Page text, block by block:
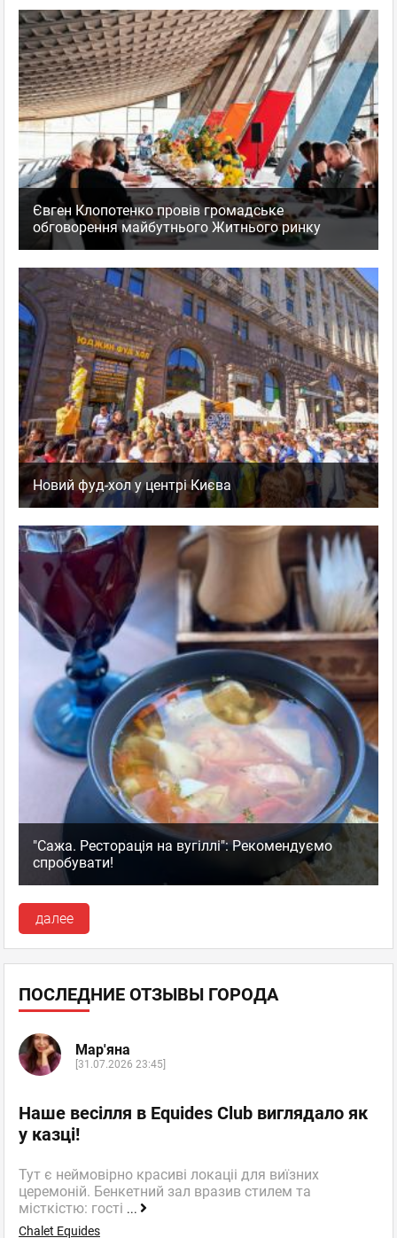
Євген Клопотенко провів громадське
обговорення майбутнього Житнього ринку
Новий фуд-хол у центрі Києва
"Сажа. Ресторація на вугіллі": Рекомендуємо
спробувати!
далее
ПОСЛЕДНИЕ ОТЗЫВЫ ГОРОДА
Мар'яна
[31.07.2026 23:45]
Наше весілля в Equides Club виглядало як
у казці!
Тут є неймовірно красиві локаціі для виїзних
церемоній. Бенкетний зал вразив стилем та
місткістю: гості ...
Chalet Equides